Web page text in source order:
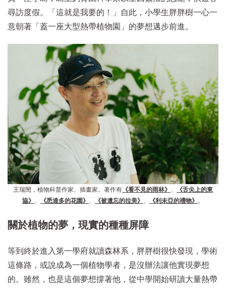
尋訪度假。「這就是我要的！」自此，小學生胖胖樹一心一
意朝著「蓋一座大型熱帶植物園」的夢想邁步前進。
王瑞閔，植物科普作家、插畫家。著作有 《看不見的雨林》
《舌尖上的東
協》
《悉達多的花園》 《被遺忘的拉美》 《利未亞的禮物》 。
關於植物的夢，現實的種種屏障
等到終於進入第一學府就讀森林系，胖胖樹很快發現，學術
這條路，或說成為一個植物學者，是沒辦法讓他實現夢想
的。雖然，也是這個夢想撐著他，從中學開始研讀大量熱帶